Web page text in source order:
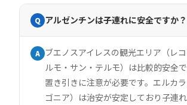
Q アルゼンチンは子連れに安全ですか？
A ブエノスアイレスの観光エリア（レ
ルモ・サン・テルモ）は比較的安全
置き引きに注意が必要です。エルカ
ゴニア）は治安が安定しており子連